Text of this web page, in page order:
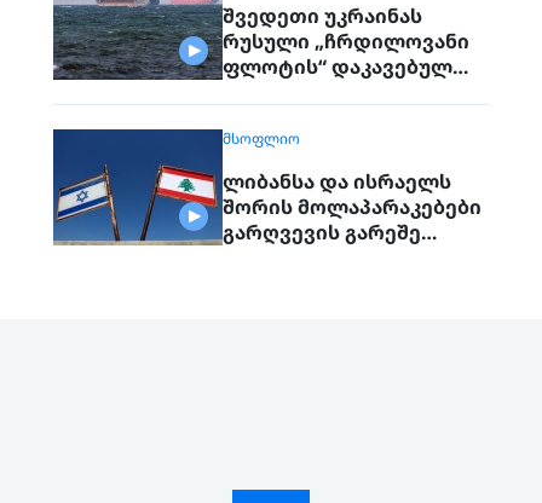
შვედეთი უკრაინას
რუსული „ჩრდილოვანი
ფლოტის“ დაკავებულ
ᲛᲡᲝᲤᲚᲘᲝ
ლიბანსა და ისრაელს
შორის მოლაპარაკებები
გარღვევის გარეშე